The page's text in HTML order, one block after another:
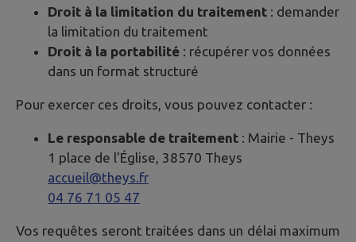
Droit à la limitation du traitement : demander
la limitation du traitement
Droit à la portabilité : récupérer vos données
dans un format structuré
Pour exercer ces droits, vous pouvez contacter :
Le responsable de traitement : Mairie - Theys
1 place de l'Église, 38570 Theys
accueil@theys.fr
04 76 71 05 47
Vos requêtes seront traitées dans un délai maximum